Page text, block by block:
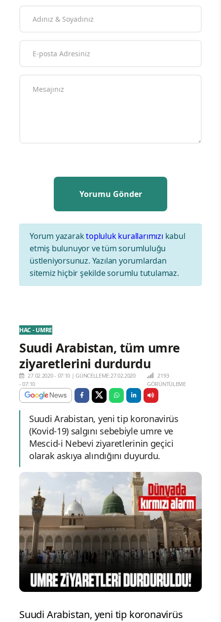
Yorum yazaraktopluluk kurallarımızı kabul
etmiş bulunuyor ve tüm sorumluluğu
üstleniyorsunuz. Yazılan yorumlardan
sitemiz hiçbir şekilde sorumlu tutulamaz.
HAC - UMRE
Suudi Arabistan, tüm umre
ziyaretlerini durdurdu
27.02.2020 - 07:10 |GÜNCELLEME:27.02.2020
- 07:10
2193
GÖRÜNTÜLEME
Suudi Arabistan, yeni tip koronavirüs
(Kovid-19) salgını sebebiyle umre ve
Mescid-i Nebevi ziyaretlerinin geçici
olarak askıya alındığını duyurdu.
Suudi Arabistan, yeni tip koronavirüs